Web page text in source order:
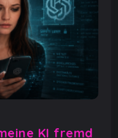
KI fremd